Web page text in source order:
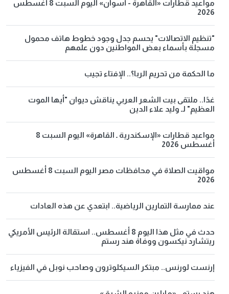
مواعيد قطارات «القاهرة - أسوان» اليوم السبت 8 أغسطس
2026
"تنظيم الاتصالات" يحسم جدل وجود خطوط هاتف محمول
مسجلة بأسماء بعض المواطنين دون علمهم
ما الحكمة من تحريم الربا؟.. الإفتاء تجيب
غدًا.. ملتقى بيت الشعر العربي يناقش ديوان "أيها الموت
العظيم" لـ وليد علاء الدين
مواعيد قطارات «الإسكندرية ـ القاهرة» اليوم السبت 8
أغسطس 2026
مواقيت الصلاة في محافظات مصر اليوم السبت 8 أغسطس
2026
عند ممارسة التمارين الرياضية.. ابتعدي عن هذه العادات
حدث في مثل هذا اليوم 8 أغسطس.. استقالة الرئيس الأمريكي
ريتشارد نيكسون ووفاة هند رستم
إرنست لورنس.. مبتكر السيكلوترون وصاحب نوبل في الفيزياء